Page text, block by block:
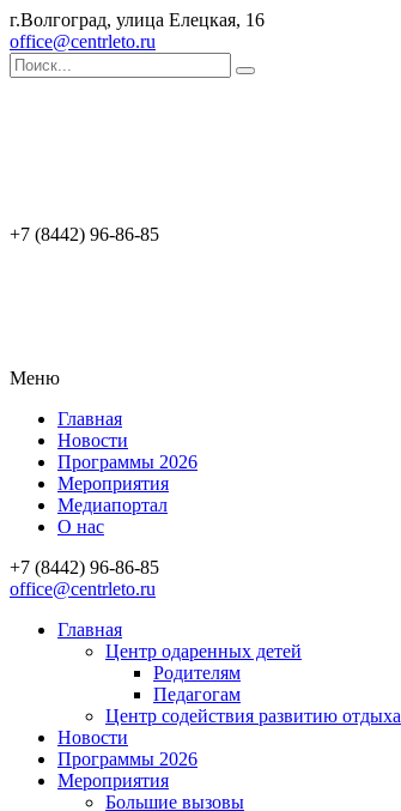
г.Волгоград, улица Елецкая, 16
office@centrleto.ru
+7 (8442) 96-86-85
Меню
Главная
Новости
Программы 2026
Мероприятия
Медиапортал
О нас
+7 (8442) 96-86-85
office@centrleto.ru
Главная
Центр одаренных детей
Родителям
Педагогам
Центр содействия развитию отдыха
Новости
Программы 2026
Мероприятия
Большие вызовы